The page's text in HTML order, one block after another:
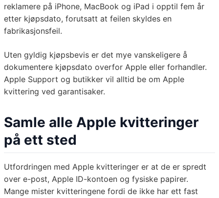
reklamere på iPhone, MacBook og iPad i opptil fem år
etter kjøpsdato, forutsatt at feilen skyldes en
fabrikasjonsfeil.
Uten gyldig kjøpsbevis er det mye vanskeligere å
dokumentere kjøpsdato overfor Apple eller forhandler.
Apple Support og butikker vil alltid be om Apple
kvittering ved garantisaker.
Samle alle Apple kvitteringer
på ett sted
Utfordringen med Apple kvitteringer er at de er spredt
over e-post, Apple ID-kontoen og fysiske papirer.
Mange mister kvitteringene fordi de ikke har ett fast